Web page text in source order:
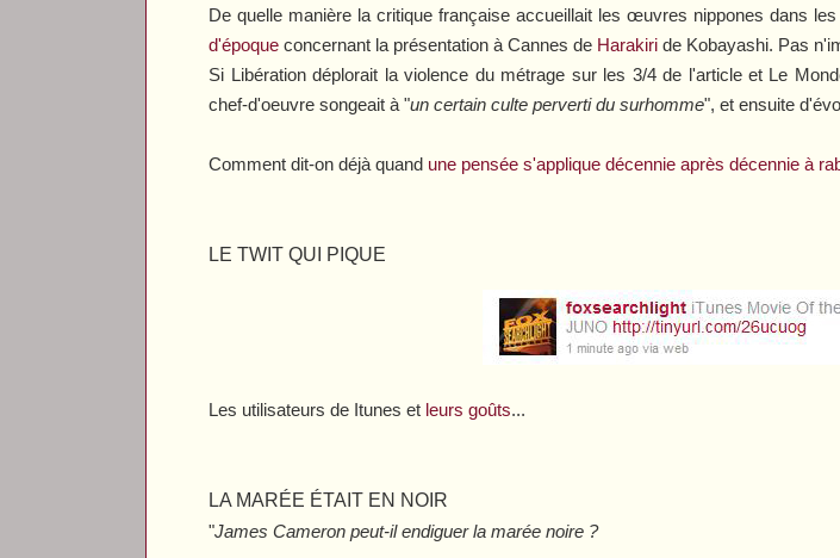
De quelle manière la critique française accueillait les œuvres nippones dans
d'époque concernant la présentation à Cannes de Harakiri de Kobayashi. Pas
Si Libérationdéplorait la violence du métrage sur les 3/4 de l'article et Le
chef-d'oeuvre songeait à "un certain culte perverti du surhomme", et ensuite
Comment dit-on déjà quand une pensée s'applique décennie après décennie à
LE TWIT QUI PIQUE
Les utilisateurs de Itunes et leurs goûts...
LA MARÉE ÉTAIT EN NOIR
"James Cameron peut-il endiguer la marée noire ?